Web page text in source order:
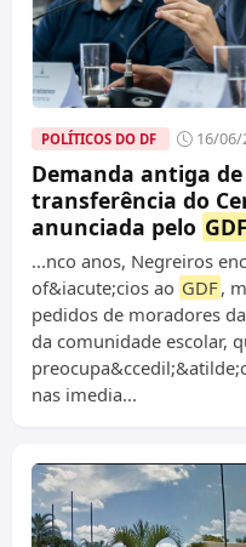
POLÍTICOS DO DF 16/06/
Demanda antiga
transferência do
anunciada pelo GDF
...nco anos, Negreiros
of&iacute;cios ao GDF,
pedidos de moradores
da comunidade escolar,
nas imedia...